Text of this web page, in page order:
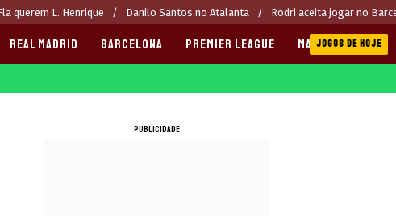
querem L. Henrique Danilo Santos no Atalanta Rodri aceita jogar no
REAL MADRID BARCELONA PREMIER LEAGUE MANCHESTER CITY
JOGOS DE HOJE
PUBLICIDADE